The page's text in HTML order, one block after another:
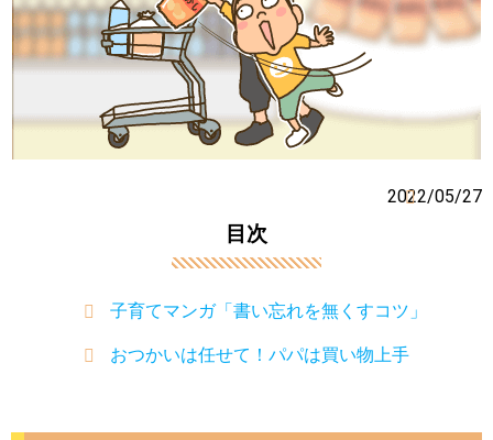
2022/05/27
目次
子育てマンガ「書い忘れを無くすコツ」
おつかいは任せて！パパは買い物上手